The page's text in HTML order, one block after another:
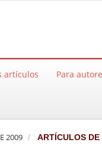
artículos Para
2009 ARTÍCULOS DE